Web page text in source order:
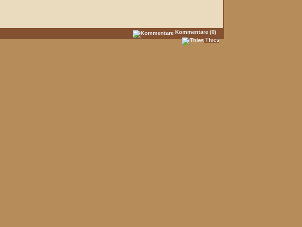
Kommentare (0)
Thies